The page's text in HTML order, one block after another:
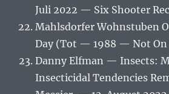
Juli 2022 — Six Shooter
Mahlsdorfer Wohnstuben
Day (Tot — 1988 — Not On
Danny Elfman — Insects:
Insecticidal Tendencies